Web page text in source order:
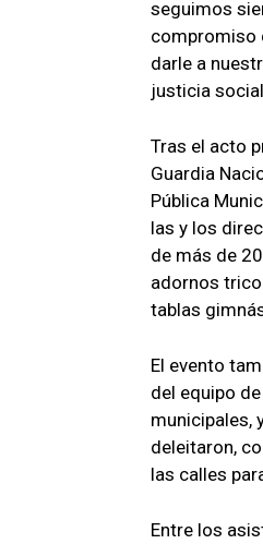
seguimos
compromiso
darle a
justicia
Tras el acto
Guardia
Pública
las y los
de más de
adornos
tablas
El evento
del equipo
municipales,
deleitaron,
las calles
Entre los